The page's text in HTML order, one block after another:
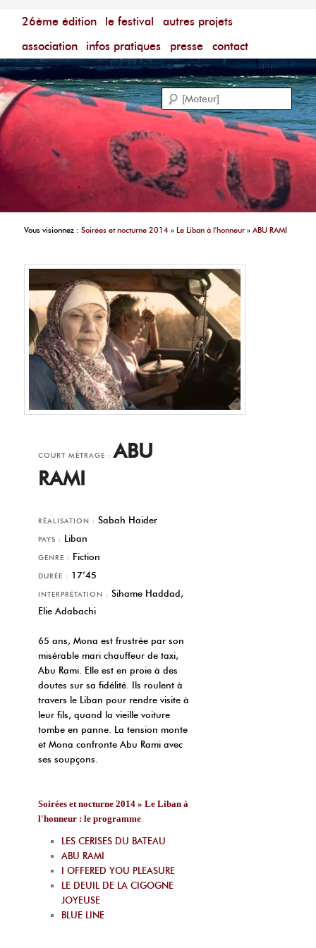
Menu principal
aller au contenu principal
aller au contenu secondaire
26ème édition le festival
autres projets
association
infos pratiques presse contact
Festival du Film Court Francophone – [Un poing c'est
Vous visionnez :Soirées et nocturne 2014 »Le Liban à l'honneur »ABU RAMI
COURT MÉTRAGE :ABU
RAMI
RÉALISATION : Sabah Haider
PAYS : Liban
GENRE : Fiction
DURÉE : 17’45
INTERPRÉTATION : Sihame Haddad,
Elie Adabachi
65 ans, Mona est frustrée par son
misérable mari chauffeur de taxi,
Abu Rami. Elle est en proie à des
doutes sur sa fidélité. Ils roulent à
travers le Liban pour rendre visite à
leur fils, quand la vieille voiture
tombe en panne. La tension monte
et Mona confronte Abu Rami avec
ses soupçons.
Soirées et nocturne 2014 » Le Liban à
l'honneur : le programme
LES CERISES DU BATEAU
ABU RAMI
I OFFERED YOU PLEASURE
LE DEUIL DE LA CIGOGNE
JOYEUSE
BLUE LINE